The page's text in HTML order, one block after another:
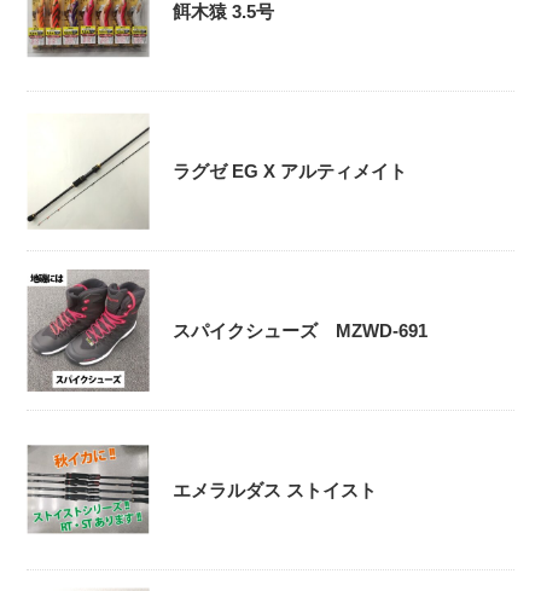
餌木猿 3.5号
ラグゼ EG X アルティメイト
スパイクシューズ MZWD-691
エメラルダス ストイスト